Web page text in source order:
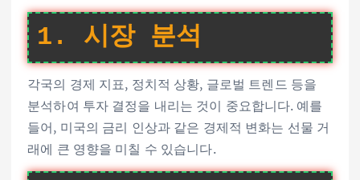
1. 시장 분석
각국의 경제 지표, 정치적 상황, 글로벌 트렌드 등을
분석하여 투자 결정을 내리는 것이 중요합니다. 예를
들어, 미국의 금리 인상과 같은 경제적 변화는 선물 거
래에 큰 영향을 미칠 수 있습니다.